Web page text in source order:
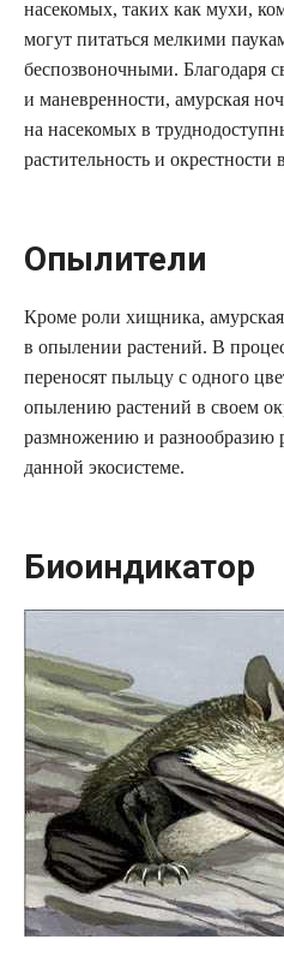
насекомых, таких как мухи,
могут питаться мелкими
беспозвоночными. Благодаря
и маневренности, амурская
на насекомых в
растительность и окрестности
Опылители
Кроме роли хищника,
в опылении растений. В
переносят пыльцу с одного
опылению растений в своем
размножению и разнообразию
данной экосистеме.
Биоиндикатор